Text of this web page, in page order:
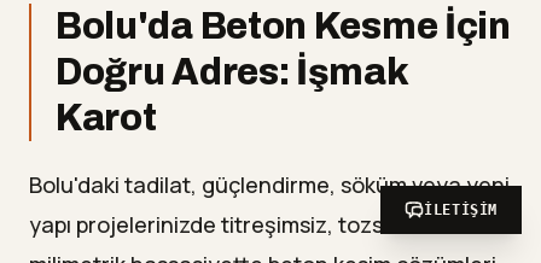
Bolu'da Beton Kesme İçin
Doğru Adres: İşmak
Karot
Bolu'daki tadilat, güçlendirme, söküm veya yeni
yapı projelerinizde titreşimsiz, tozsuz ve
İLETIŞIM